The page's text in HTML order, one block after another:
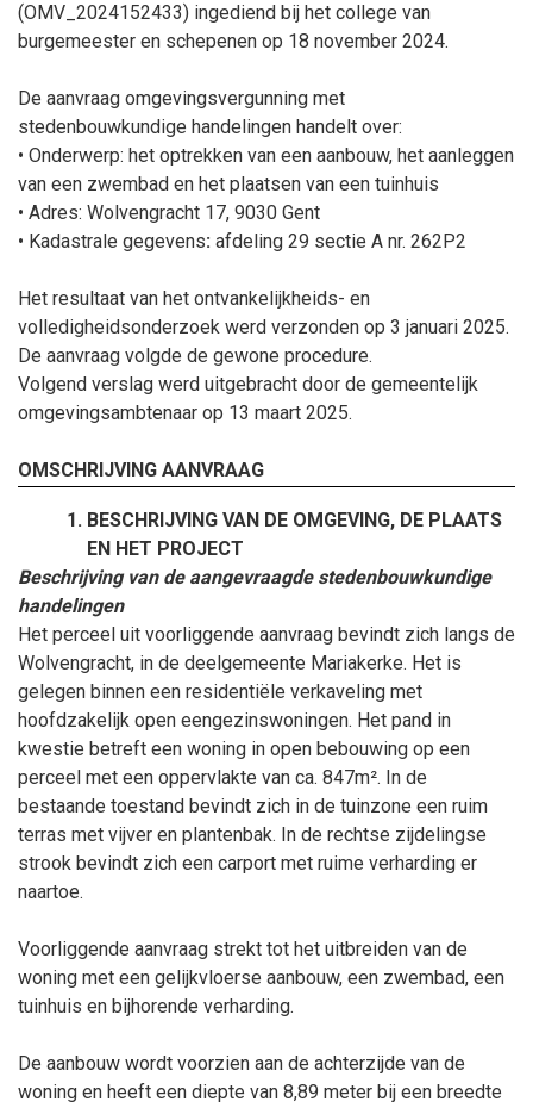
(OMV_2024152433) ingediend bij het college van
burgemeester en schepenen op 18 november 2024.
De aanvraag omgevingsvergunning met
stedenbouwkundige handelingen handelt over:
• Onderwerp: het optrekken van een aanbouw, het aanleggen
van een zwembad en het plaatsen van een tuinhuis
• Adres: Wolvengracht 17, 9030 Gent
• Kadastrale gegevens: afdeling 29 sectie A nr. 262P2
Het resultaat van het ontvankelijkheids- en
volledigheidsonderzoek werd verzonden op 3 januari 2025.
De aanvraag volgde de gewone procedure.
Volgend verslag werd uitgebracht door de gemeentelijk
omgevingsambtenaar op 13 maart 2025.
OMSCHRIJVING AANVRAAG
BESCHRIJVING VAN DE OMGEVING, DE PLAATS
EN HET PROJECT
Beschrijving van de aangevraagde stedenbouwkundige
handelingen
Het perceel uit voorliggende aanvraag bevindt zich langs de
Wolvengracht, in de deelgemeente Mariakerke. Het is
gelegen binnen een residentiële verkaveling met
hoofdzakelijk open eengezinswoningen. Het pand in
kwestie betreft een woning in open bebouwing op een
perceel met een oppervlakte van ca. 847m². In de
bestaande toestand bevindt zich in de tuinzone een ruim
terras met vijver en plantenbak. In de rechtse zijdelingse
strook bevindt zich een carport met ruime verharding er
naartoe.
Voorliggende aanvraag strekt tot het uitbreiden van de
woning met een gelijkvloerse aanbouw, een zwembad, een
tuinhuis en bijhorende verharding.
De aanbouw wordt voorzien aan de achterzijde van de
woning en heeft een diepte van 8,89 meter bij een breedte